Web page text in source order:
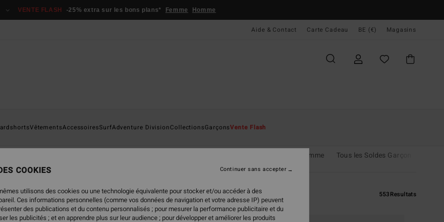
VENTE FLASH -25% extra sur les bons plans* Femme Homme
Aide & Contact Carte Cadeau BE (€) Magasins
VêtementsAccessoiresSurfAdventure DivisionCollectionsGarçonsVente Flash
Tous les Soldes Homme Tous les Soldes Garçon
553Resultats
COOKIES
utilisons des cookies ou une technologie équivalente pour stocker et/ou accéder à des
Ces informations personnelles (comme vos données de navigation et votre adresse IP) peuvent
des publications et du contenu personnalisés ; pour mesurer la performance publicitaire et du
les publicités ; et en apprendre plus sur leur audience ; pour développer et améliorer les produits
Continuer sans accepter